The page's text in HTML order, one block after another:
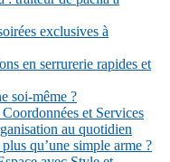
exclusives à
en serrurerie rapides et
soi-même ?
et Services
au quotidien
qu’une simple arme ?